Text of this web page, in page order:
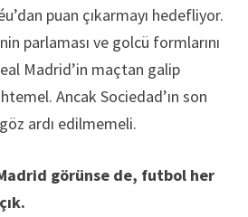
puan çıkarmayı hedefliyor.
parlaması ve golcü formlarını
Madrid’in maçtan galip
Ancak Sociedad’ın son
ardı edilmemeli.
görünse de, futbol her